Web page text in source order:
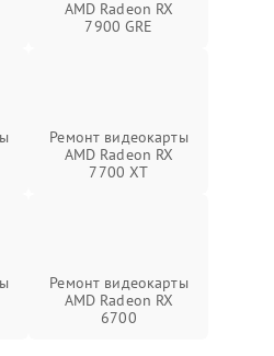
AMD Radeon RX
7900 GRE
Ремонт видеокарты
AMD Radeon RX
7700 XT
Ремонт видеокарты
AMD Radeon RX
6700